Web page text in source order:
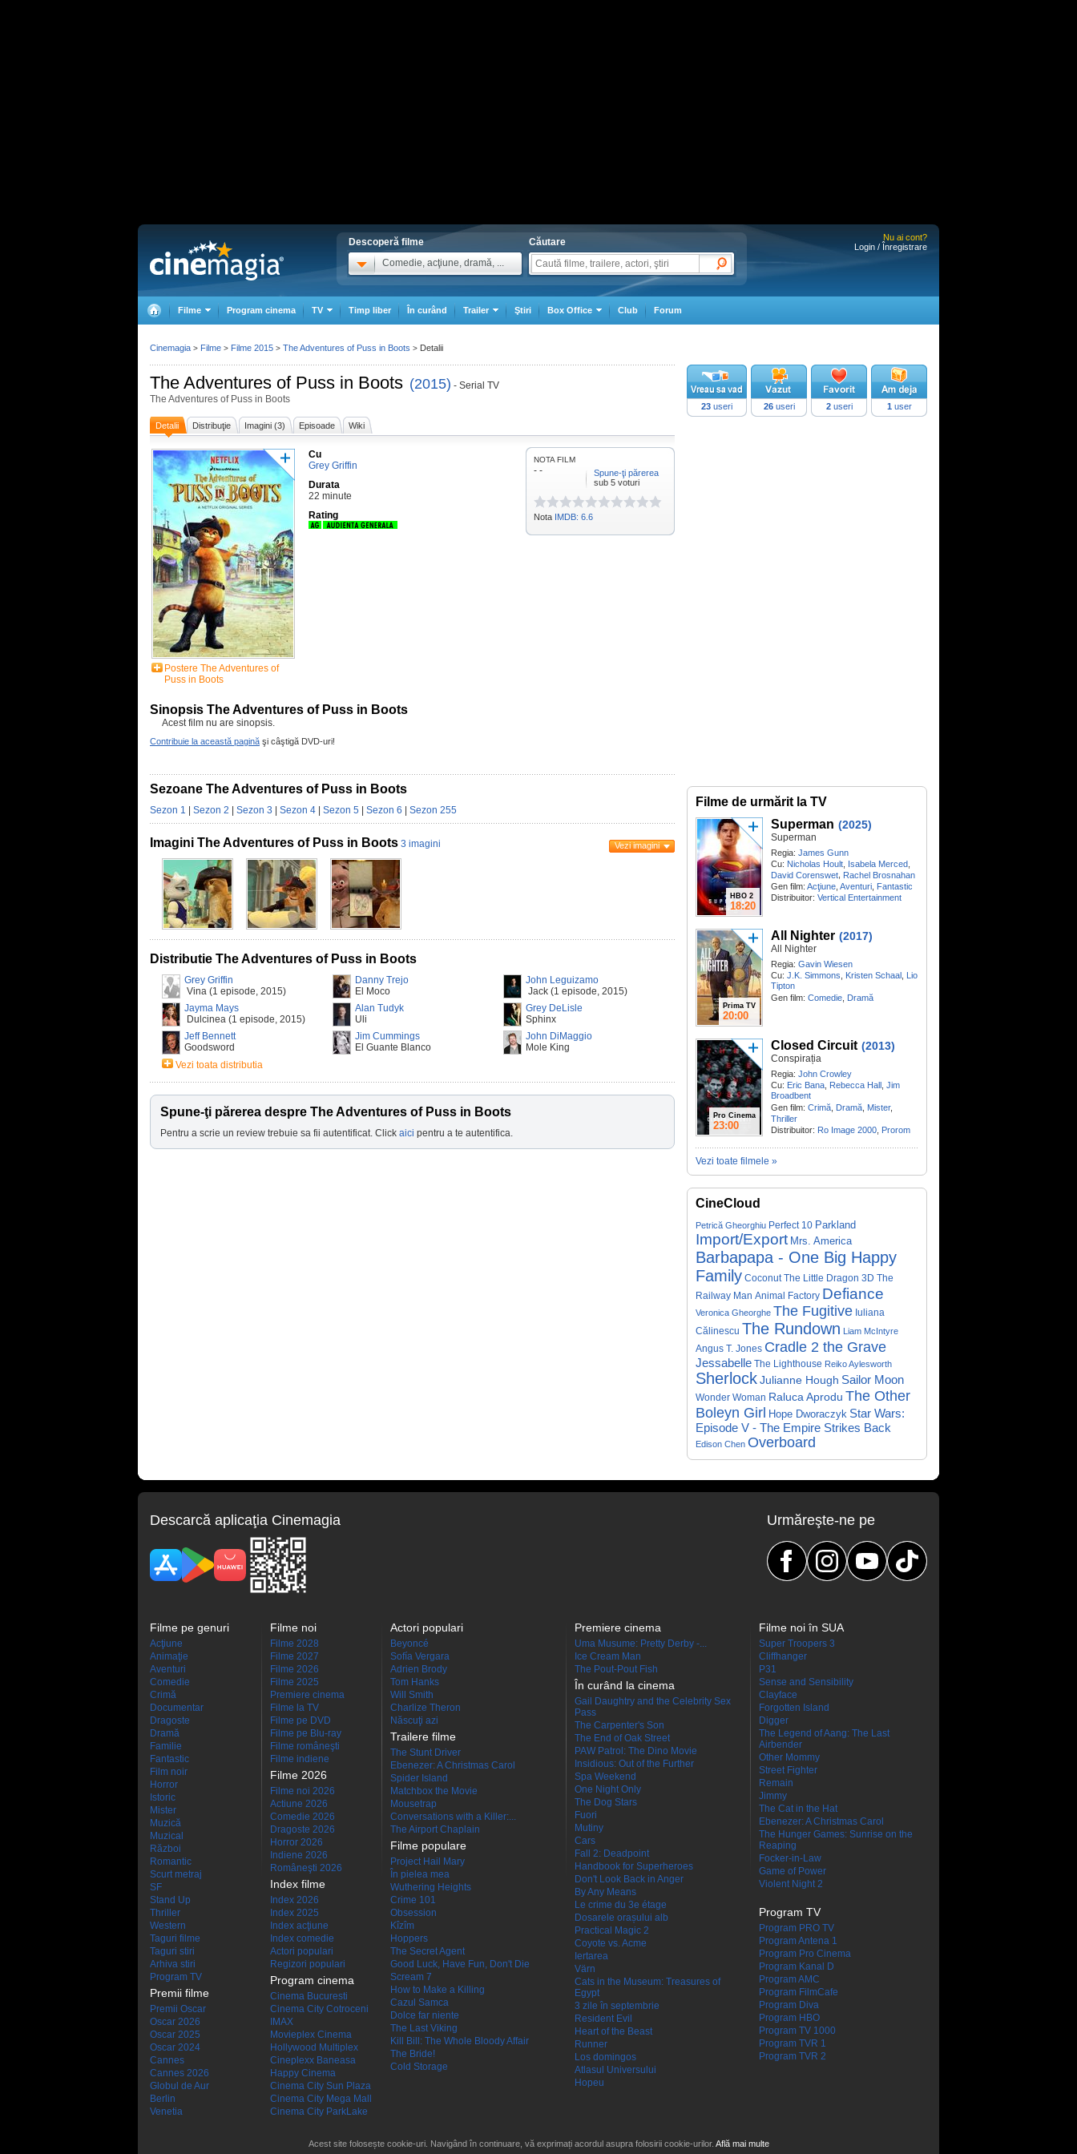
Descoperă filme
Comedie, acţiune, dramă, ...
Căutare
Nu ai cont?
Login / Înregistrare
Filme Program cinema TV Timp liber În curând Trailer Ştiri Box Office Club Forum
The Adventures of Puss in Boots (2015) - Serial TV
The Adventures of Puss in Boots
Detalii Distribuţie Imagini (3) Episoade Wiki
Postere The Adventures of
Puss in Boots
Cu
Grey Griffin
Durata
22 minute
Rating
Sinopsis The Adventures of Puss in Boots
Acest film nu are sinopsis.
Contribuie la această pagină şi câştigă DVD-uri!
NOTA FILM
- -
Spune-ţi părerea
sub 5 voturi
Nota IMDB: 6.6
23 useri 26useri 2useri 1 user
Sezoane The Adventures of Puss in Boots
Sezon 1 Sezon 2 Sezon 3 Sezon 4 Sezon 5 Sezon 6 Sezon 255
Imagini The Adventures of Puss in Boots 3 imagini Vezi imagini
Distributie The Adventures of Puss in Boots
Grey Griffin
Vina (1 episode, 2015)
Danny Trejo
El Moco
John Leguizamo
Jack (1 episode, 2015)
Jayma Mays
Dulcinea (1 episode, 2015)
Alan Tudyk
Uli
Grey DeLisle
Sphinx
Jeff Bennett
Goodsword
Jim Cummings
El Guante Blanco
John DiMaggio
Mole King
Vezi toata distributia
Spune-ţi părerea despre The Adventures of Puss in Boots
Pentru a scrie un review trebuie sa fii autentificat. Click aici pentru a te autentifica.
Filme de urmărit la TV
HBO 2
18:20
Superman (2025)
Superman
Regia: James Gunn
Cu: Nicholas Hoult Isabela Merced
David Corenswet, Rachel Brosnahan
Gen film: Acţiune Aventuri Fantastic
Distribuitor: Vertical Entertainment
Prima TV
20:00
All Nighter (2017)
All Nighter
Regia: Gavin Wiesen
Cu: J.K. Simmons Kristen Schaal Lio
Tipton
Gen film: Comedie Dramă
Pro Cinema
23:00
Closed Circuit (2013)
Conspirația
Regia: John Crowley
Cu: Eric Bana Rebecca Hall Jim
Broadbent
Gen film: Crimă Dramă Mister,
Thriller
Distribuitor: Ro Image 2000 Prorom
Vezi toate filmele »
CineCloud
Petrică Gheorghiu Perfect 10 Parkland
Import/Export Mrs. America
Barbapapa - One Big Happy
Family Coconut The Little Dragon 3D The
Railway Man Animal Factory Defiance
Veronica Gheorghe The Fugitive Iuliana
Călinescu The Rundown Liam McIntyre
Angus T. Jones Cradle 2 the Grave
Jessabelle The Lighthouse Reiko Aylesworth
SherlockJulianne Hough Sailor Moon
Wonder Woman Raluca Aprodu The Other
Boleyn Girl Hope Dworaczyk Star Wars:
Episode V - The Empire Strikes Back
Edison Chen Overboard
Cinemagia > Filme > Filme 2015 > The Adventures of Puss in Boots > Detalii
Descarcă aplicaţia Cinemagia Urmăreşte-ne pe
Filme pe genuri
Acţiune
Animaţie
Aventuri
Comedie
Crimă
Documentar
Dragoste
Dramă
Familie
Fantastic
Film noir
Horror
Istoric
Mister
Muzică
Muzical
Război
Romantic
Scurt metraj
SF
Stand Up
Thriller
Western
Taguri filme
Taguri stiri
Arhiva stiri
Program TV
Premii filme
Premii Oscar
Oscar 2026
Oscar 2025
Oscar 2024
Cannes
Cannes 2026
Globul de Aur
Berlin
Venetia
Filme noi
Filme 2028
Filme 2027
Filme 2026
Filme 2025
Premiere cinema
Filme la TV
Filme pe DVD
Filme pe Blu-ray
Filme româneşti
Filme indiene
Filme 2026
Filme noi 2026
Actiune 2026
Comedie 2026
Dragoste 2026
Horror 2026
Indiene 2026
Româneşti 2026
Index filme
Index 2026
Index 2025
Index acţiune
Index comedie
Actori populari
Regizori populari
Program cinema
Cinema Bucuresti
Cinema City Cotroceni
IMAX
Movieplex Cinema
Hollywood Multiplex
Cineplexx Baneasa
Happy Cinema
Cinema City Sun Plaza
Cinema City Mega Mall
Cinema City ParkLake
Actori populari
Beyoncé
Sofía Vergara
Adrien Brody
Tom Hanks
Will Smith
Charlize Theron
Născuţi azi
Trailere filme
The Stunt Driver
Ebenezer: A Christmas Carol
Spider Island
Matchbox the Movie
Mousetrap
Conversations with a Killer:...
The Airport Chaplain
Filme populare
Project Hail Mary
În pielea mea
Wuthering Heights
Crime 101
Obsession
Kîzîm
Hoppers
The Secret Agent
Good Luck, Have Fun, Don't Die
Scream 7
How to Make a Killing
Cazul Samca
Dolce far niente
The Last Viking
Kill Bill: The Whole Bloody Affair
The Bride!
Cold Storage
Premiere cinema
Uma Musume: Pretty Derby -...
Ice Cream Man
The Pout-Pout Fish
În curând la cinema
Gail Daughtry and the Celebrity Sex
Pass
The Carpenter's Son
The End of Oak Street
PAW Patrol: The Dino Movie
Insidious: Out of the Further
Spa Weekend
One Night Only
The Dog Stars
Fuori
Mutiny
Cars
Fall 2: Deadpoint
Handbook for Superheroes
Don't Look Back in Anger
By Any Means
Le crime du 3e étage
Dosarele orașului alb
Practical Magic 2
Coyote vs. Acme
Iertarea
Värn
Cats in the Museum: Treasures of
Egypt
3 zile în septembrie
Resident Evil
Heart of the Beast
Runner
Los domingos
Atlasul Universului
Hopeu
Filme noi în SUA
Super Troopers 3
Cliffhanger
P31
Sense and Sensibility
Clayface
Forgotten Island
Digger
The Legend of Aang: The Last
Airbender
Other Mommy
Street Fighter
Remain
Jimmy
The Cat in the Hat
Ebenezer: A Christmas Carol
The Hunger Games: Sunrise on the
Reaping
Focker-in-Law
Game of Power
Violent Night 2
Program TV
Program PRO TV
Program Antena 1
Program Pro Cinema
Program Kanal D
Program AMC
Program FilmCafe
Program Diva
Program HBO
Program TV 1000
Program TVR 1
Program TVR 2
Acest site folosește cookie-uri. Navigând în continuare, vă exprimați acordul asupra folosirii cookie-urilor. Află mai multe